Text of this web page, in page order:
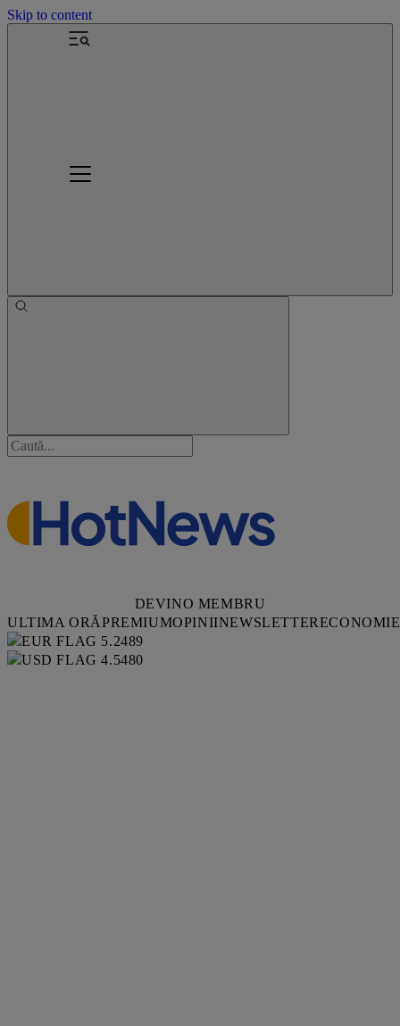
Skip to content
DEVINO MEMBRU
ULTIMA ORĂPREMIUMOPINIINEWSLETTERECONOMIE
5.2489
4.5480